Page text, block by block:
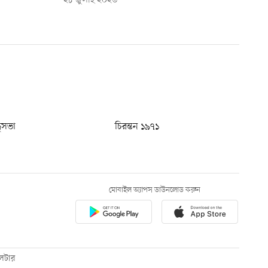
চিরন্তন ১৯৭১
মোবাইল অ্যাপস ডাউনলোড করুন